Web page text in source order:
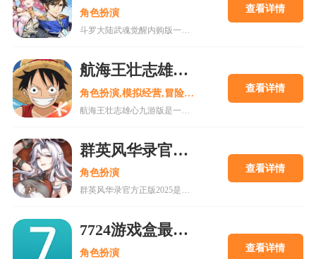
角色扮演
斗罗大陆武魂觉醒内购版一款最新公测的玄幻修仙手游，经典IP改编，游戏高度还原人物剧情，上线就送礼包，魂器魂环应有尽有，等级越高福利越多，收集角色搭配阵容，自动匹配真人玩家。18183手游网为您提供斗罗大陆武魂觉醒内购版下载。
查看详情
航海王壮志雄心九游版
角色扮演,模拟经营,冒险解谜
航海王壮志雄心九游版是一款腾讯魔方工作室制作的海贼王正版格斗手游，游戏玩法类似火影忍者手游，玩家可以在游戏中召集你喜欢的海贼王角色一起冒险，组建属于你的最强海贼团。游戏还原原作剧情故事，丰富的主线故事流程，再一次和草帽一伙踏上伟大航道。喜欢的快来18183下载吧~
查看详情
群英风华录官方正版2025
角色扮演
群英风华录官方正版2025是一款集策略、养成与冒险于一体的国风卡牌游戏，以三国背景为题材，玩家将在历史的洪流中书写属于自己的传奇篇章，通过招募群英，征战四方称霸天下。喜欢的快来18183下载吧~
查看详情
7724游戏盒最新版下载
角色扮演 查看详情